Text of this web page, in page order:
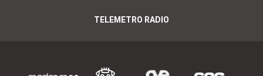
TELEMETRO RADIO